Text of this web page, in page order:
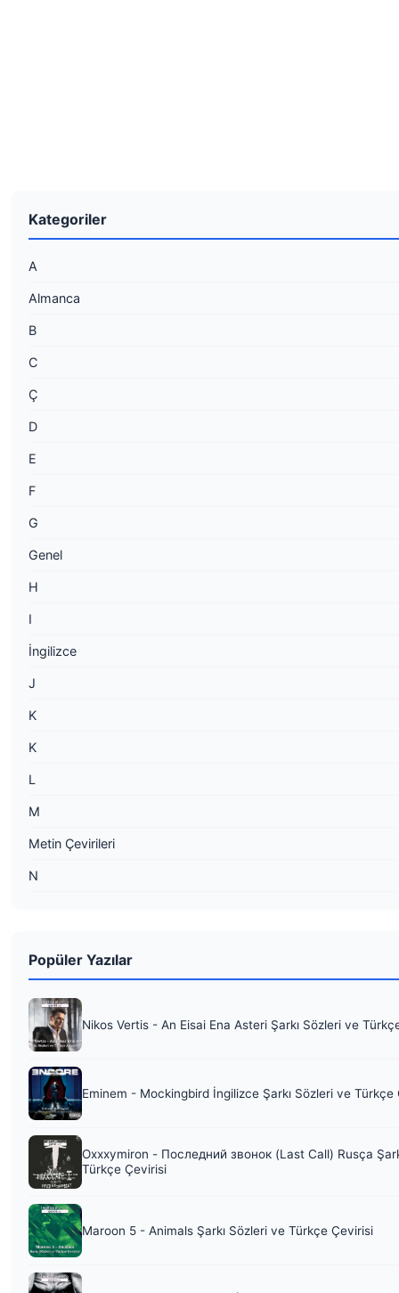
Kategoriler
A
Almanca
B
C
Ç
D
E
F
G
Genel
H
I
İngilizce
J
K
K
L
M
Metin Çevirileri
N
Popüler Yazılar
Nikos Vertis - An Eisai Ena Asteri Şarkı Sözleri ve
Eminem - Mockingbird İngilizce Şarkı Sözleri ve Türkçe
Oxxxymiron - Последний звонок (Last Call) Rusça
Türkçe Çevirisi
Maroon 5 - Animals Şarkı Sözleri ve Türkçe Çevirisi